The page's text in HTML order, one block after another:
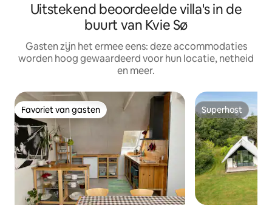
Uitstekend beoordeelde villa's in de
buurt van Kvie Sø
Gasten zijn het ermee eens: deze accommodaties
worden hoog gewaardeerd voor hun locatie, netheid
en meer.
Favoriet van gasten
Favoriet van gasten Superhost
Superhost